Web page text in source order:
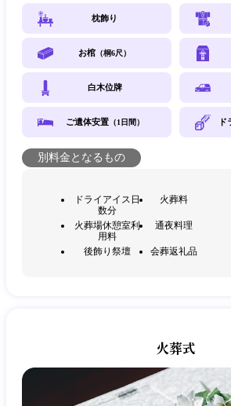
枕飾り
お棺 （桐6尺）
白木位牌
ご遺体安置（1日間）
別料金となるもの
ドライアイス日
数分
火葬料
火葬場休憩室利
用料
通夜料理
後飾り祭壇 会葬返礼品
火葬式